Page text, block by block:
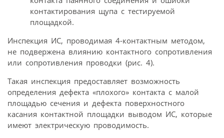
контактирования щупа с тестируемой
площадкой.
Инспекция ИС, проводимая 4-контактным методом,
не подвержена влиянию контактного сопротивления
или сопротивления проводки (рис. 4).
Такая инспекция предоставляет возможность
определения дефекта «плохого» контакта с малой
площадью сечения и дефекта поверхностного
касания контактной площадки выводом ИС, которые
имеют электрическую проводимость.